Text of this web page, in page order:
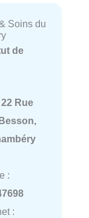
Soins du
de
22 Rue
:
: